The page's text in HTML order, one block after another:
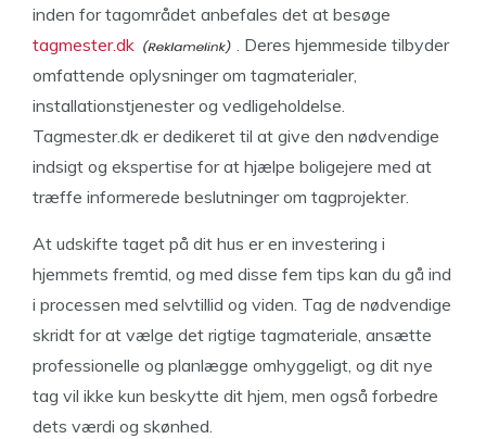
inden for tagområdet anbefales det at besøge
tagmester.dk
. Deres hjemmeside tilbyder
omfattende oplysninger om tagmaterialer,
installationstjenester og vedligeholdelse.
Tagmester.dk er dedikeret til at give den nødvendige
indsigt og ekspertise for at hjælpe boligejere med at
træffe informerede beslutninger om tagprojekter.
At udskifte taget på dit hus er en investering i
hjemmets fremtid, og med disse fem tips kan du gå ind
i processen med selvtillid og viden. Tag de nødvendige
skridt for at vælge det rigtige tagmateriale, ansætte
professionelle og planlægge omhyggeligt, og dit nye
tag vil ikke kun beskytte dit hjem, men også forbedre
dets værdi og skønhed.